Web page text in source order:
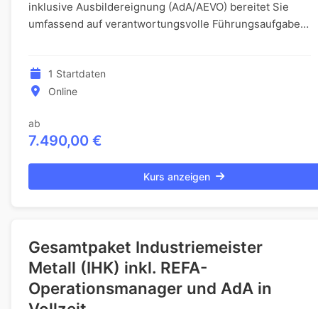
inklusive Ausbildereignung (AdA/AEVO) bereitet Sie
umfassend auf verantwortungsvolle Führungsaufgaben
1 Startdaten
Online
ab
7.490,00 €
Kurs anzeigen
Gesamtpaket Industriemeister
Metall (IHK) inkl. REFA-
Operationsmanager und AdA in